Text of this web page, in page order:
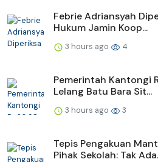
Febrie Adriansyah
Hukum Jamin Koop...
3 hours ago 4
Pemerintah Kantongi
Lelang Batu Bara Sit...
3 hours ago 3
Tepis Pengakuan
Pihak Sekolah: Tak